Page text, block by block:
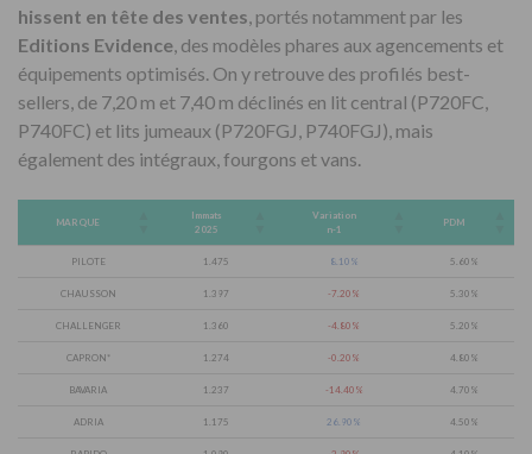
hissent en tête des ventes , portés notamment par les
Editions Evidence , des modèles phares aux agencements et
équipements optimisés. On y retrouve des profilés best-
sellers, de 7,20 m et 7,40 m déclinés en lit central (P720FC,
P740FC) et lits jumeaux (P720FGJ, P740FGJ), mais
également des intégraux, fourgons et vans.
MARQUE
Immats
2025
Variation
n-1
PDM
PILOTE 1.475 8.10% 5.60%
CHAUSSON 1.397 -7.20% 5.30%
CHALLENGER 1.360 -4.80% 5.20%
CAPRON* 1.274 -0.20% 4.80%
BAVARIA 1.237 -14.40% 4.70%
ADRIA 1.175 26.90% 4.50%